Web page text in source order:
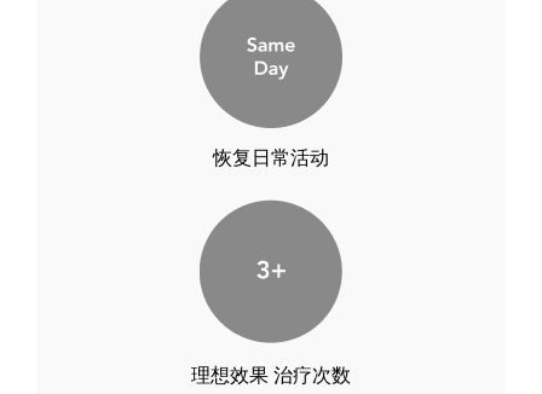
恢复日常活动
理想效果 治疗次数